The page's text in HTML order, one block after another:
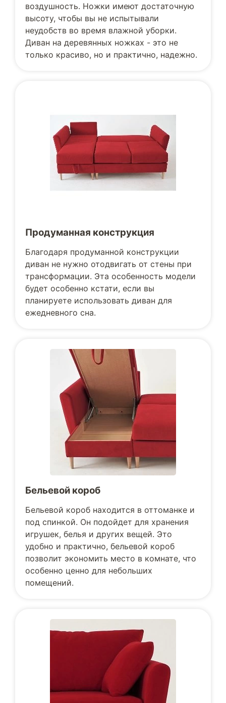
воздушность. Ножки имеют достаточную
высоту, чтобы вы не испытывали
неудобств во время влажной уборки.
Диван на деревянных ножках - это не
только красиво, но и практично, надежно.
Продуманная конструкция
Благодаря продуманной конструкции
диван не нужно отодвигать от стены при
трансформации. Эта особенность модели
будет особенно кстати, если вы
планируете использовать диван для
ежедневного сна.
Бельевой короб
Бельевой короб находится в оттоманке и
под спинкой. Он подойдет для хранения
игрушек, белья и других вещей. Это
удобно и практично, бельевой короб
позволит экономить место в комнате, что
особенно ценно для небольших
помещений.